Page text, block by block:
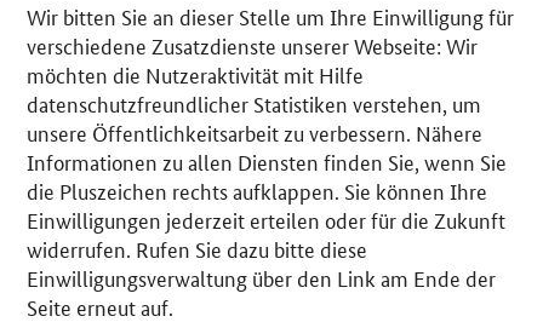
Wir bitten Sie an dieser Stelle um Ihre Einwilligung für
verschiedene Zusatzdienste unserer Webseite: Wir
möchten die Nutzeraktivität mit Hilfe
datenschutzfreundlicher Statistiken verstehen, um
unsere Öffentlichkeitsarbeit zu verbessern. Nähere
Informationen zu allen Diensten finden Sie, wenn Sie
die Pluszeichen rechts aufklappen. Sie können Ihre
Einwilligungen jederzeit erteilen oder für die Zukunft
widerrufen. Rufen Sie dazu bitte diese
Einwilligungsverwaltung über den Link am Ende der
Seite erneut auf.